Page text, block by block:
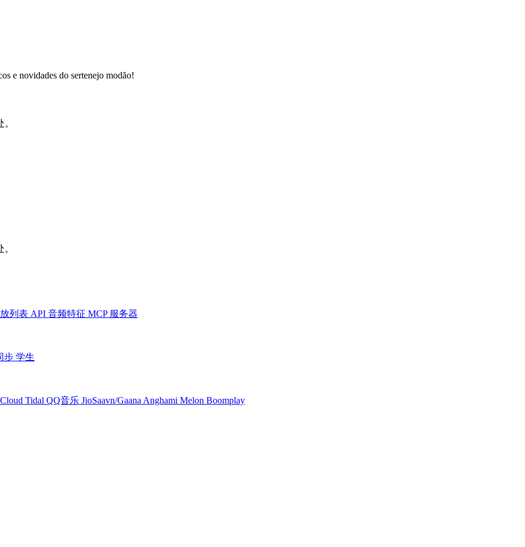
e novidades do sertenejo modão!
列表 API 音频特征 MCP 服务器
步 学生
Tidal QQ音乐 JioSaavn/Gaana Anghami Melon Boomplay